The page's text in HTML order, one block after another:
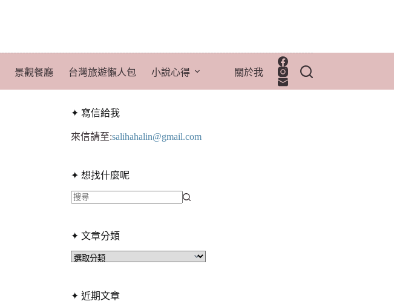
景觀餐廳 台灣旅遊懶人包 小說心得 關於我
✦ 寫信給我
來信請至:salihahalin@gmail.com
✦ 想找什麼呢
到
符
件
✦ 文章分類
✦
分
✦ 近期文章